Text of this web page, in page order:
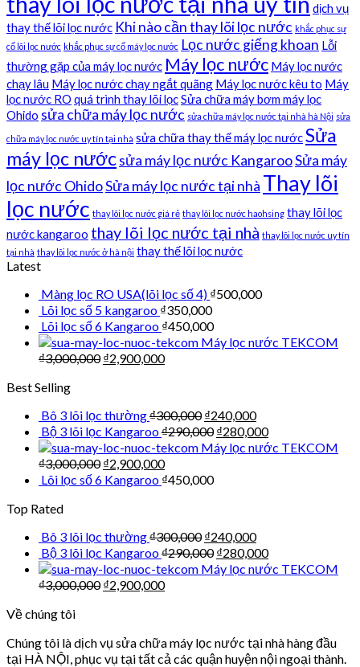
dịch vụ
thay thế lõi lọc nước Khi nào cần thay lõi lọc nước khắc phục sự
cố lõi lọc nước khắc phục sự cố máy lọc nước Lọc nước giếng khoan Lỗi
thường gặp của máy lọc nước Máy lọc nước Máy lọc nước
chạy lâu Máy lọc nước chạy ngắt quãng Máy lọc nước kêu to Máy
lọc nước RO quá trình thay lõi lọcSửa chữa máy bơm máy lọc
Ohido sửa chữa máy lọc nước sửa chữa máy lọc nước tại nhà hà Nội sửa
chữa máy lọc nước uy tín tại nhà sửa chữa thay thế máy lọc nướcSửa
máy lọc nướcsửa máy lọc nước KangarooSửa máy
lọc nước OhidoSửa máy lọc nước tại nhà Thay lõi
lọc nước thay lõi lọc nước giá rẻ thay lõi lọc nước haohsing thay lõi lọc
nước kangaroo thay lõi lọc nước tại nhà thay lõi lọc nước uy tín
tại nhà thay lõi lọc nước ở hà nội thay thế lõi lọc nước
Latest
Màng lọc RO USA(lõi lọc số 4) ₫500,000
Lõi lọc số 5 kangaroo ₫350,000
Lõi lọc số 6 Kangaroo ₫450,000
Máy lọc nước TEKCOM
₫3,000,000 ₫2,900,000
Best Selling
Bô 3 lõi lọc thường₫300,000 ₫240,000
Bộ 3 lõi lọc Kangaroo₫290,000 ₫280,000
Máy lọc nước TEKCOM
₫3,000,000 ₫2,900,000
Lõi lọc số 6 Kangaroo ₫450,000
Top Rated
Bô 3 lõi lọc thường₫300,000 ₫240,000
Bộ 3 lõi lọc Kangaroo₫290,000 ₫280,000
Máy lọc nước TEKCOM
₫3,000,000 ₫2,900,000
Về chúng tôi
Chúng tôi là dịch vụ sửa chữa máy lọc nước tại nhà hàng đầu
tại HÀ NỘI, phục vụ tại tất cả các quận huyện nội ngoại thành.